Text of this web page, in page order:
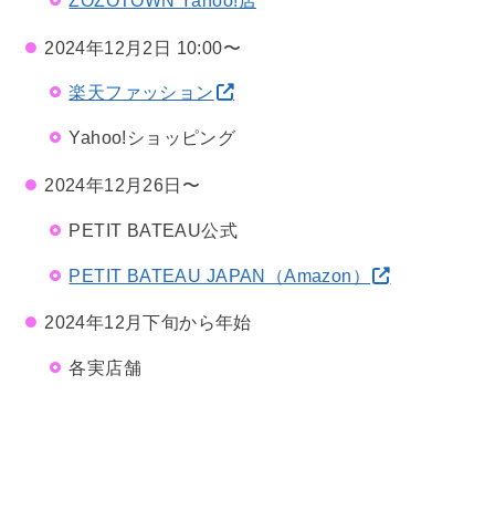
2024年12月2日 10:00〜
楽天ファッション
Yahoo!ショッピング
2024年12月26日〜
PETIT BATEAU公式
PETIT BATEAU JAPAN（Amazon）
2024年12月下旬から年始
各実店舗